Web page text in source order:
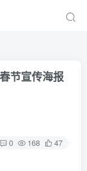
节宣传海报
0 168 47